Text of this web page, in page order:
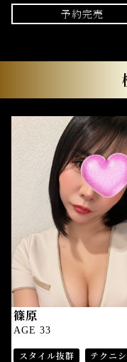
予約完売
篠原
AGE 33
スタイル抜群
テクニ